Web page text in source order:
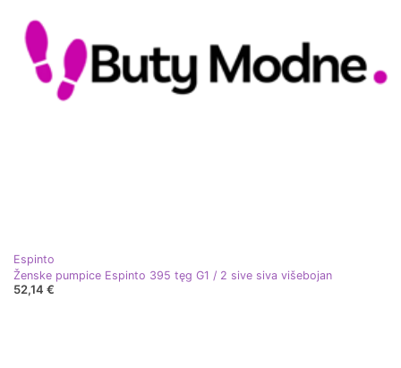
Espinto
Ženske pumpice Espinto 395 tęg G1 / 2 sive siva višebojan
52,14 €